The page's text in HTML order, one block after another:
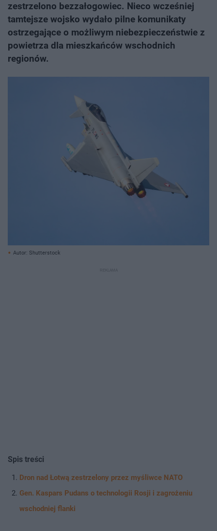
zestrzelono bezzałogowiec. Nieco wcześniej
tamtejsze wojsko wydało pilne komunikaty
ostrzegające o możliwym niebezpieczeństwie z
powietrza dla mieszkańców wschodnich
regionów.
Autor: Shutterstock
Spis treści
Dron nad Łotwą zestrzelony przez myśliwce NATO
Gen. Kaspars Pudans o technologii Rosji i zagrożeniu
wschodniej flanki